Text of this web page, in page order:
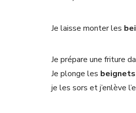
Je laisse monter les
Je prépare une friture
Je plonge les beignets
je les sors et j’enlève